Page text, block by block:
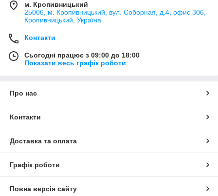
м. Кропивницький
25006, м. Кропивницький, вул. Соборная, д.4, офис 306,
Кропивницький, Україна
Контакти
Сьогодні працює з 09:00 до 18:00
Показати весь графік роботи
Про нас
Контакти
Доставка та оплата
Графік роботи
Повна версія сайту